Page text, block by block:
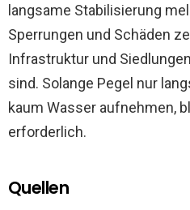
langsame Stabilisierung
Sperrungen und Schäden
Infrastruktur und
sind. Solange Pegel nur
kaum Wasser aufnehmen,
erforderlich.
Quellen